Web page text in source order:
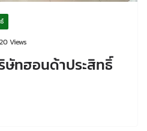
Views
ษัทฮอนด้าประสิทธิ์